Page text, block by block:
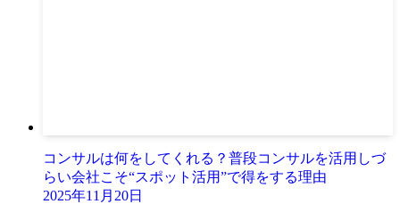
コンサルは何をしてくれる？普段コンサルを活用しづ
らい会社こそ“スポット活用”で得をする理由
2025年11月20日